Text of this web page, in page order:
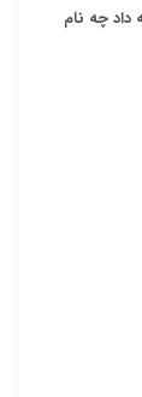
داد چه نام